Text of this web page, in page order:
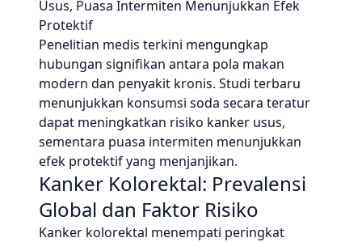
Usus, Puasa Intermiten Menunjukkan Efek
Protektif
Penelitian medis terkini mengungkap
hubungan signifikan antara pola makan
modern dan penyakit kronis. Studi terbaru
menunjukkan konsumsi soda secara teratur
dapat meningkatkan risiko kanker usus,
sementara puasa intermiten menunjukkan
efek protektif yang menjanjikan.
Kanker Kolorektal: Prevalensi
Global dan Faktor Risiko
Kanker kolorektal menempati peringkat